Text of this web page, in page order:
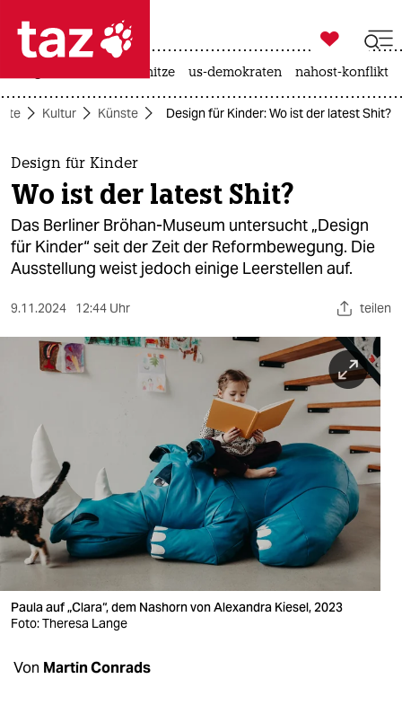
 taz zahl ich
taz zahl ich
themen
politik
öko
gesellschaft
sport
nord
wahrheit
verlag
verlag
veranstaltungen
shop
fragen & hilfe

taz zahl ich
hitze us-demokraten nahost-konflikt
Kultur Künste Design für Kinder: Wo ist der latest Shit?
Design für Kinder
Wo ist der latest Shit?
Das Berliner Bröhan-Museum untersucht „Design
für Kinder“ seit der Zeit der Reformbewegung. Die
Ausstellung weist jedoch einige Leerstellen auf.
9.11.2024 12:44 Uhr teilen
Paula auf „Clara“, dem Nashorn von Alexandra Kiesel, 2023
Foto: Theresa Lange
Von Martin Conrads